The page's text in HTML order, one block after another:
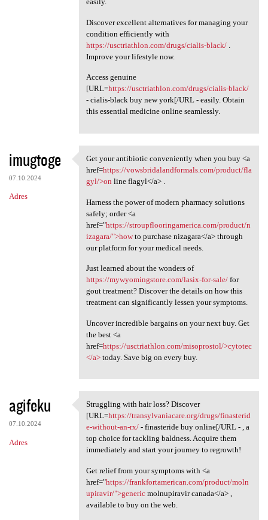
Discover excellent alternatives for managing your
condition efficiently with
https://usctriathlon.com/drugs/cialis-black/.
Improve your lifestyle now.
Access genuine
[URL=https://usctriathlon.com/drugs/cialis-black/
- cialis-black buy new york[/URL - easily. Obtain
this essential medicine online seamlessly.
imugtoge
07.10.2024
Adres
Get your antibiotic
Get your antibiotic conveniently when you buy <a
href=https://vowsbridalandformals.com/product/fla
gyl/>on line flagyl</a> .
Harness the power of modern pharmacy solutions
safely; order <a
href="https://stroupflooringamerica.com/product/n
izagara/">howto purchase nizagara</a> through
our platform for your medical needs.
Just learned about the wonders of
https://mywyomingstore.com/lasix-for-sale/for
gout treatment? Discover the details on how this
treatment can significantly lessen your symptoms.
Uncover incredible bargains on your next buy. Get
the best <a
href=https://usctriathlon.com/misoprostol/>cytotec
</a>today. Save big on every buy.
agifeku
07.10.2024
Adres
Struggling with hair loss?
Struggling with hair loss? Discover
[URL=https://transylvaniacare.org/drugs/finasterid
e-without-an-rx/- finasteride buy online[/URL - , a
top choice for tackling baldness. Acquire them
immediately and start your journey to regrowth!
Get relief from your symptoms with <a
href="https://frankfortamerican.com/product/moln
upiravir/">genericmolnupiravir canada</a> ,
available to buy on the web.